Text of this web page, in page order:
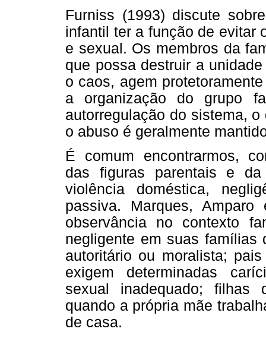
Furniss (1993) discute
infantil ter a função de evitar
e sexual. Os membros da
que possa destruir a
o caos, agem
a organização do grupo
autorregulação do sistema,
o abuso é geralmente
É comum encontrarmos,
das figuras parentais e
violência doméstica,
passiva. Marques,
observância no contexto
negligente em suas famílias
autoritário ou moralista;
exigem determinadas
sexual inadequado; filhas
quando a própria mãe
de casa.